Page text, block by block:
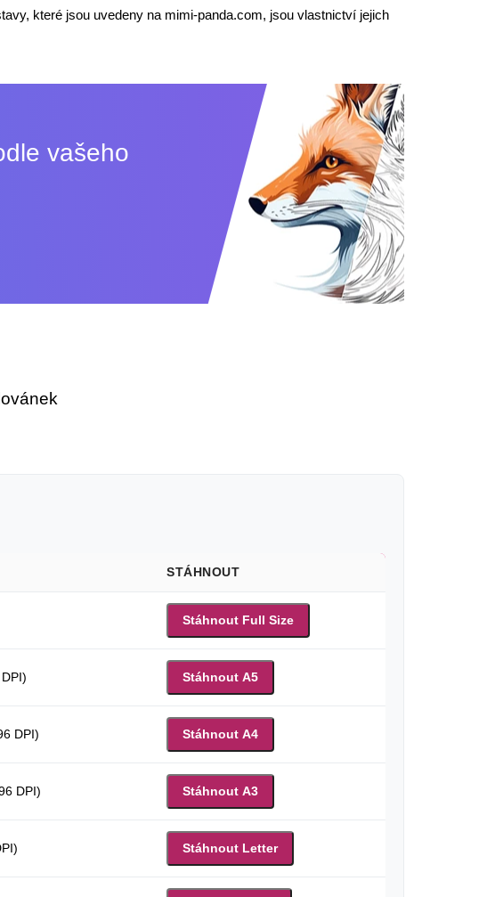
které jsou uvedeny na mimi-panda.com, jsou vlastnictví jejich
vašeho
STÁHNOUT
Stáhnout Full Size
Stáhnout A5
DPI) Stáhnout A4
DPI) Stáhnout A3
Stáhnout Letter